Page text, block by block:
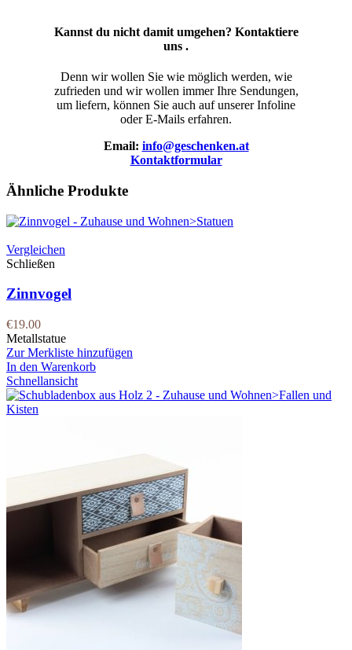
Kannst du nicht damit umgehen? Kontaktiere
uns .
Denn wir wollen Sie wie möglich werden, wie
zufrieden und wir wollen immer Ihre Sendungen,
um liefern, können Sie auch auf unserer Infoline
oder E-Mails erfahren.
Email: info@geschenken.at
Kontaktformular
Ähnliche Produkte
Vergleichen
Schließen
Zinnvogel
€19.00
Metallstatue
Zur Merkliste hinzufügen
In den Warenkorb
Schnellansicht